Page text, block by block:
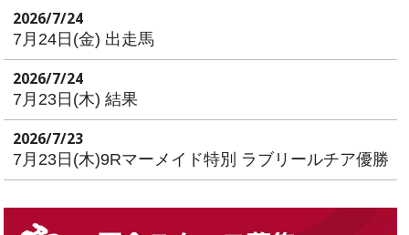
2026/7/24
7月24日(金) 出走馬
2026/7/24
7月23日(木) 結果
2026/7/23
7月23日(木)9Rマーメイド特別 ラブリールチア優勝